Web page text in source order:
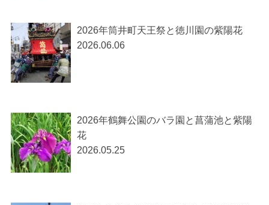
2026年筒井町天王祭と徳川園の紫陽花
2026.06.06
2026年鶴舞公園のバラ園と菖蒲池と紫陽
花
2026.05.25